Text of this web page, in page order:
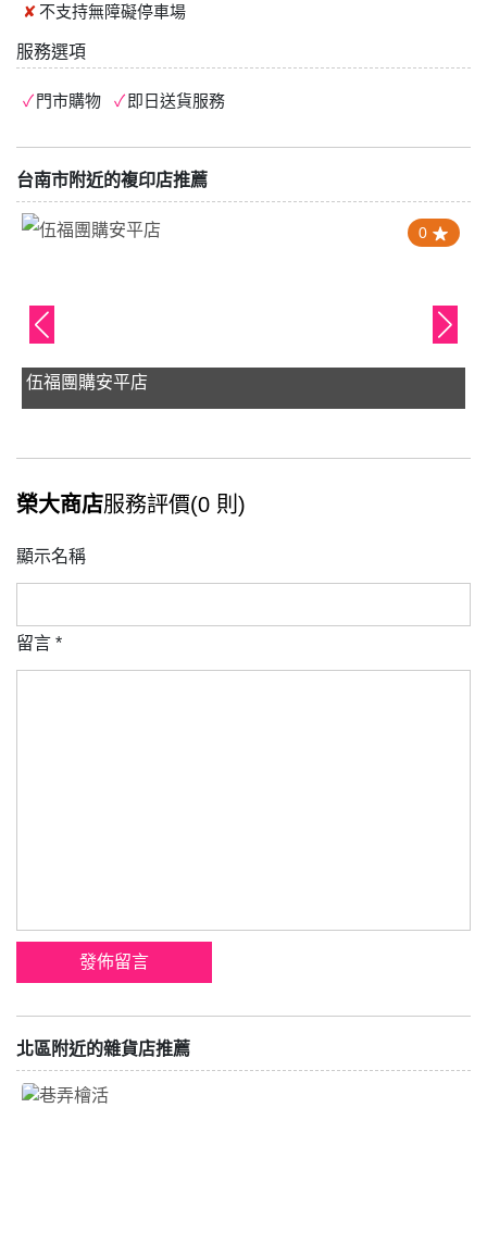
不支持無障礙停車場
服務選項
門市購物 即日送貨服務
台南市附近的複印店推薦
0
伍福團購安平店
榮大商店服務評價(0 則)
顯示名稱
留言 *
北區附近的雜貨店推薦